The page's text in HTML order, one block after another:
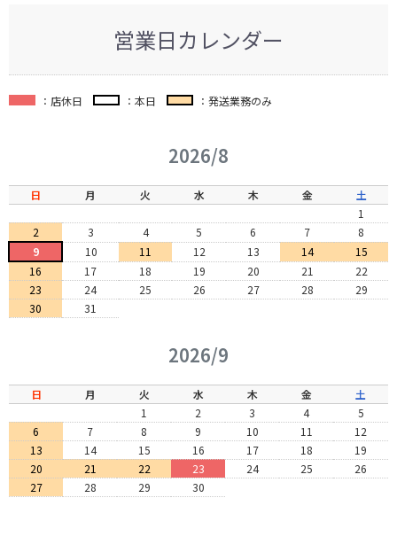
営業日カレンダー
：店休日 ：本日 ：発送業務のみ
2026/8
日 月 火 水 木 金
土
1
2
3 4 5 6 7
8
9
10 11 12 13 14
15
16
17 18 19 20 21
22
23
24 25 26 27 28
29
30
31
2026/9
日 月 火 水 木 金
土
1
2 3 4
5
6
7 8 9 10 11
12
13
14 15 16 17 18
19
20
21 22 23 24 25
26
27
28 29 30